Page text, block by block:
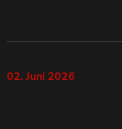
02. Juni 2026